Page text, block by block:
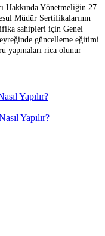
Hakkında Yönetmeliğin 27
Müdür Sertifikalarının
sahipleri için Genel
güncelleme eğitimi
yapmaları rica olunur
Yapılır?
Yapılır?